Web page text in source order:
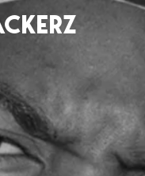
RADIO
Playlists